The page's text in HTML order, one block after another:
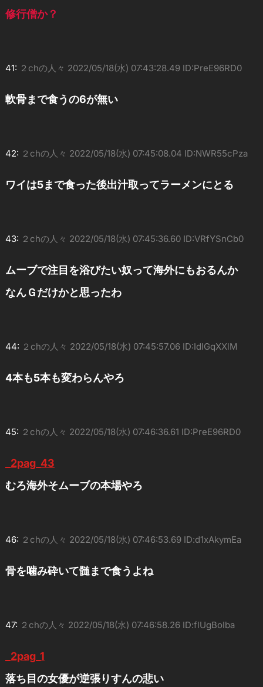
修行僧か？
41: ２chの人々 2022/05/18(水) 07:43:28.49 ID:PreE96RD0
軟骨まで食うの6が無い
42: ２chの人々 2022/05/18(水) 07:45:08.04 ID:NWR55cPza
ワイは5まで食った後出汁取ってラーメンにとる
43: ２chの人々 2022/05/18(水) 07:45:36.60 ID:VRfYSnCb0
ムーブで注目を浴びたい奴って海外にもおるんか
なんＧだけかと思ったわ
44: ２chの人々 2022/05/18(水) 07:45:57.06 ID:IdIGqXXlM
4本も5本も変わらんやろ
45: ２chの人々 2022/05/18(水) 07:46:36.61 ID:PreE96RD0
_2pag_43
むろ海外そムーブの本場やろ
46: ２chの人々 2022/05/18(水) 07:46:53.69 ID:d1xAkymEa
骨を噛み砕いて髄まで食うよね
47: ２chの人々 2022/05/18(水) 07:46:58.26 ID:flUgBoIba
_2pag_1
落ち目の女優が逆張りすんの悲い